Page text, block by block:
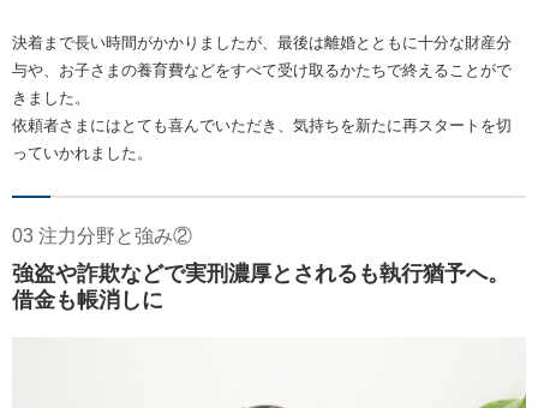
決着まで長い時間がかかりましたが、最後は離婚とともに十分な財産分
与や、お子さまの養育費などをすべて受け取るかたちで終えることがで
きました。
依頼者さまにはとても喜んでいただき、気持ちを新たに再スタートを切
っていかれました。
03 注力分野と強み②
強盗や詐欺などで実刑濃厚とされるも執行猶予へ。
借金も帳消しに